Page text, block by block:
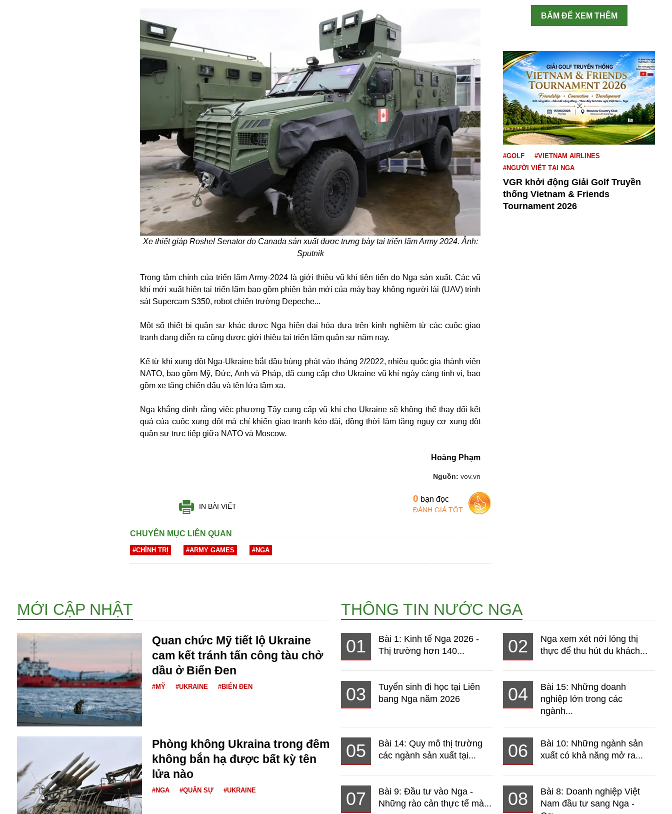
Crimea
Chính trị
Công nghệ
Chuyện hay
Chuyện lạ
Cuộc sống quanh ta
Casino
Chiến tranh thương mại
Cảnh sát
Cấm bay
Cao tốc
Canada
Xe thiết giáp Roshel Senator do Canada sản xuất được trưng bày tại triển lãm Army 2024. Ảnh:
Sputnik
Trọng tâm chính của triển lãm Army-2024 là giới thiệu vũ khí tiên tiến do Nga sản xuất. Các vũ
khí mới xuất hiện tại triển lãm bao gồm phiên bản mới của máy bay không người lái (UAV) trinh
sát Supercam S350, robot chiến trường Depeche...
Một số thiết bị quân sự khác được Nga hiện đại hóa dựa trên kinh nghiệm từ các cuộc giao
tranh đang diễn ra cũng được giới thiệu tại triển lãm quân sự năm nay.
Kể từ khi xung đột Nga-Ukraine bắt đầu bùng phát vào tháng 2/2022, nhiều quốc gia thành viên
NATO, bao gồm Mỹ, Đức, Anh và Pháp, đã cung cấp cho Ukraine vũ khí ngày càng tinh vi, bao
gồm xe tăng chiến đấu và tên lửa tầm xa.
Nga khẳng định rằng việc phương Tây cung cấp vũ khí cho Ukraine sẽ không thể thay đổi kết
quả của cuộc xung đột mà chỉ khiến giao tranh kéo dài, đồng thời làm tăng nguy cơ xung đột
quân sự trực tiếp giữa NATO và Moscow.
Hoàng Phạm
Nguồn: vov.vn
IN BÀI VIẾT
0 bạn đọc
ĐÁNH GIÁ TỐT
CHUYÊN MỤC LIÊN QUAN
#CHÍNH TRỊ #ARMY GAMES #NGA
BẤM ĐỂ XEM THÊM
#GOLF
#VIETNAM AIRLINES
#NGƯỜI VIỆT TẠI NGA
VGR khởi động Giải Golf Truyền
thống Vietnam & Friends
Tournament 2026
MỚI CẬP NHẬT
Quan chức Mỹ tiết lộ Ukraine
cam kết tránh tấn công tàu chở
dầu ở Biển Đen
#MỸ #UKRAINE #BIỂN ĐEN
Phòng không Ukraina trong đêm
không bắn hạ được bất kỳ tên
lửa nào
#NGA #QUÂN SỰ #UKRAINE
THÔNG TIN NƯỚC NGA
01
Bài 1: Kinh tế Nga 2026 -
Thị trường hơn 140...
02
Nga xem xét nới lỏng thị
thực để thu hút du khách...
03
Tuyển sinh đi học tại Liên
bang Nga năm 2026
04
Bài 15: Những doanh
nghiệp lớn trong các
ngành...
05
Bài 14: Quy mô thị trường
các ngành sản xuất tại...
06
Bài 10: Những ngành sản
xuất có khả năng mở ra...
07
Bài 9: Đầu tư vào Nga -
Những rào cản thực tế mà...
08
Bài 8: Doanh nghiệp Việt
Nam đầu tư sang Nga -